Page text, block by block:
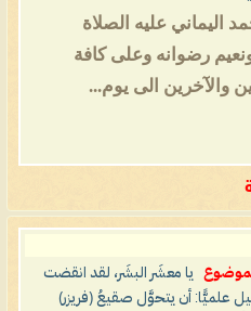
اليماني عليه الصلاة
رضوانه وعلى كافة
والآخرين الى يوم...
يا معشَر البشَر، لقد انقضت
علميًّا: أن يتحوَّل صقيعُ (فريزر)